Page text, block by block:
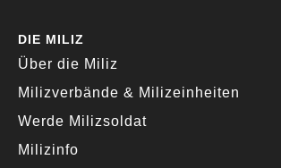
DIE MILIZ
Über die Miliz
Milizverbände & Milizeinheiten
Werde Milizsoldat
Milizinfo